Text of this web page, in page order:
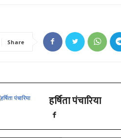
Share
हर्षिता पंचारिया